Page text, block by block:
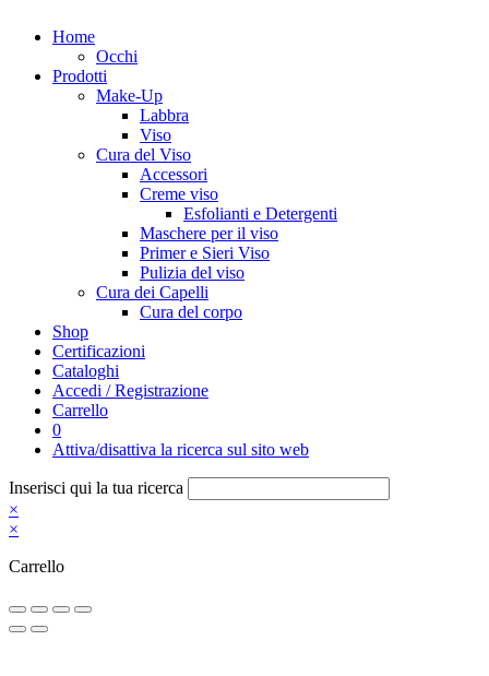
Home
Occhi
Prodotti
Make-Up
Labbra
Viso
Cura del Viso
Accessori
Creme viso
Esfolianti e Detergenti
Maschere per il viso
Primer e Sieri Viso
Pulizia del viso
Cura dei Capelli
Cura del corpo
Shop
Certificazioni
Cataloghi
Accedi / Registrazione
Carrello
0
Attiva/disattiva la ricerca sul sito web
Inserisci qui la tua ricerca
×
×
Carrello